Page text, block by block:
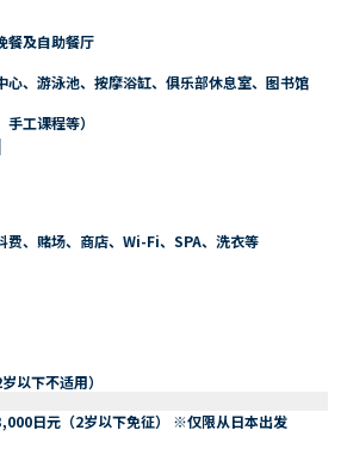
餐及自助餐厅
心、游泳池、按摩浴缸、俱乐部休息室、图书馆
工课程等）
费、赌场、商店、Wi-Fi、SPA、洗衣等
以下不适用）
日元（2岁以下免征） ※仅限从日本出发